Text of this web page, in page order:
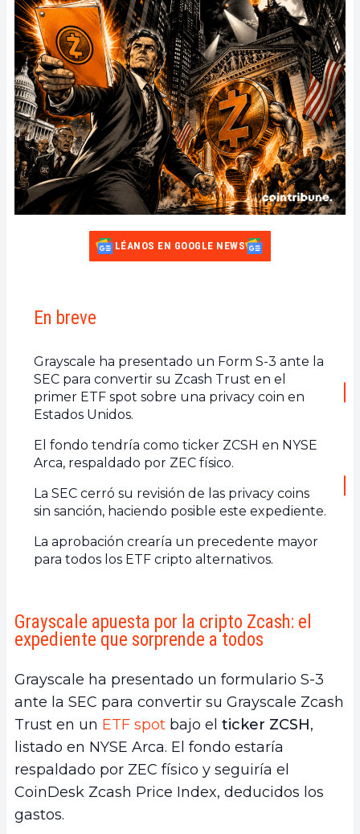
LÉANOS EN GOOGLE NEWS
En breve
Grayscale ha presentado un Form S-3 ante la
SEC para convertir su Zcash Trust en el
primer ETF spot sobre una privacy coin en
Estados Unidos.
El fondo tendría como ticker ZCSH en NYSE
Arca, respaldado por ZEC físico.
La SEC cerró su revisión de las privacy coins
sin sanción, haciendo posible este expediente.
La aprobación crearía un precedente mayor
para todos los ETF cripto alternativos.
Grayscale apuesta por la cripto Zcash: el
expediente que sorprende a todos
Grayscale ha presentado un formulario S-3
ante la SEC para convertir su Grayscale Zcash
Trust en un ETF spot bajo el ticker ZCSH,
listado en NYSE Arca. El fondo estaría
respaldado por ZEC físico y seguiría el
CoinDesk Zcash Price Index, deducidos los
gastos.